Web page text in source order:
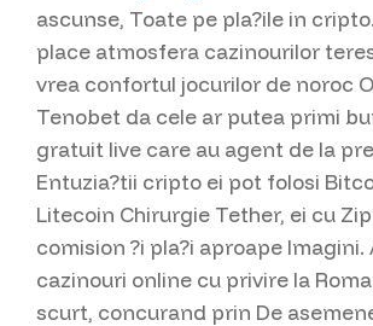
ascunse, Toate pe pla?ile in
place atmosfera cazinourilor
vrea confortul jocurilor de noroc
Tenobet da cele ar putea primi
gratuit live care au agent de la
Entuzia?tii cripto ei pot folosi
Litecoin Chirurgie Tether, ei cu
comision ?i pla?i aproape Imagini.
cazinouri online cu privire la
scurt, concurand prin De